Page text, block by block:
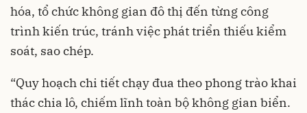
hóa, tổ chức không gian đô thị đến từng công
trình kiến trúc, tránh việc phát triển thiếu kiểm
soát, sao chép.
“Quy hoạch chi tiết chạy đua theo phong trào khai
thác chia lô, chiếm lĩnh toàn bộ không gian biển.